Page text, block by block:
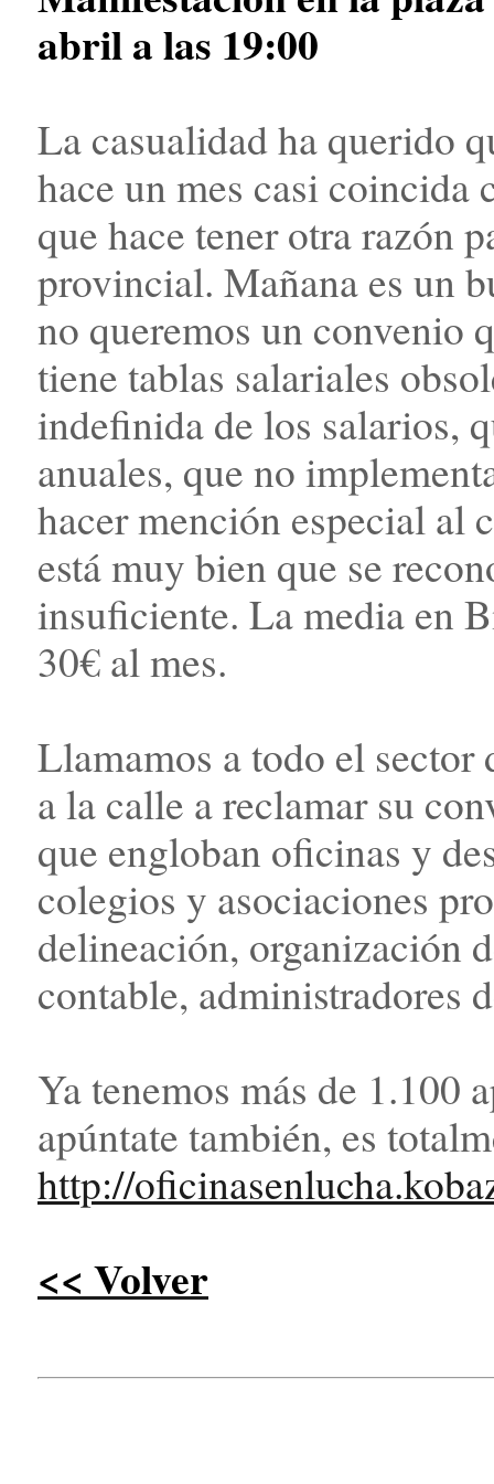
abril a las 19:00
La casualidad ha querido
hace un mes casi
que hace tener otra razón
provincial. Mañana es un
no queremos un convenio
tiene tablas salariales
indefinida de los salarios,
anuales, que no
hacer mención especial al
está muy bien que se
insuficiente. La media en
30€ al mes.
Llamamos a todo el
a la calle a reclamar su
que engloban oficinas y
colegios y asociaciones
delineación, organización
contable, administradores
Ya tenemos más de 1.100
apúntate también, es
http://
<< Volver